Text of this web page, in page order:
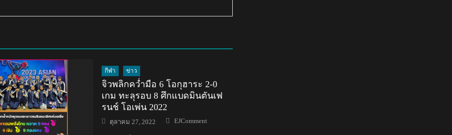
กีฬา ข่าว
จิวพลิกคว่ำมือ 6 โอกุฮาระ 2-0
เกม ทะลุรอบ 8 ศึกแบดมินตันเฟ
รนช์ โอเพ่น 2022
Posted
on
ตุลาคม 27, 2022 Author
EJComment